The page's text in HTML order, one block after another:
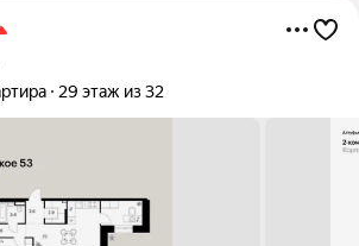
29 этаж из 32